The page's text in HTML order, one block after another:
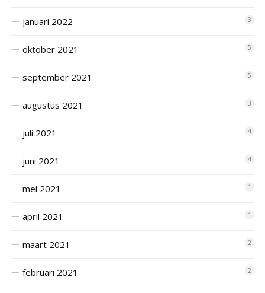
januari 2022 3
oktober 2021 5
september 2021 5
augustus 2021 3
juli 2021 4
juni 2021 4
mei 2021 1
april 2021 1
maart 2021 2
februari 2021 2